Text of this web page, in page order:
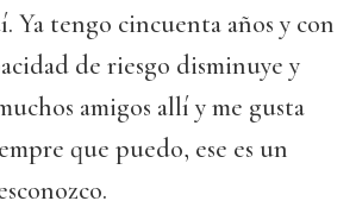
Ya tengo cincuenta años y con
de riesgo disminuye y
amigos allí y me gusta
que puedo, ese es un